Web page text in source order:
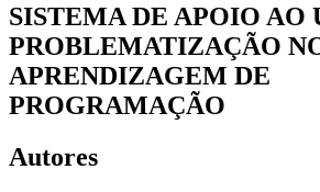
SISTEMA DE APOIO AO
PROBLEMATIZAÇÃO
APRENDIZAGEM DE
PROGRAMAÇÃO
Autores